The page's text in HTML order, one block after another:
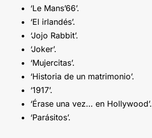
‘Le Mans’66’.
‘El irlandés’.
‘Jojo Rabbit’.
‘Joker’.
‘Mujercitas’.
‘Historia de un matrimonio’.
‘1917’.
‘Érase una vez… en Hollywood’.
‘Parásitos’.